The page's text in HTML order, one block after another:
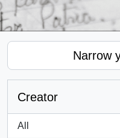
Narrow
Creator
All